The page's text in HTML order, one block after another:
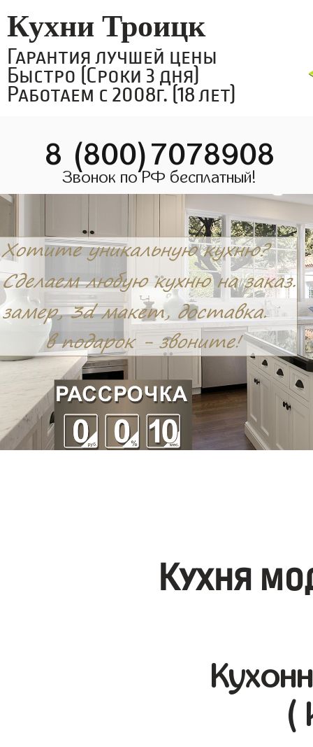
Кухни Троицк
Гарантия лучшей цены
Быстро (Сроки 3 дня)
Работаем с 2008г. (18 лет)
8 (800)7078908
Звонок по РФ бесплатный!
Кухня
(